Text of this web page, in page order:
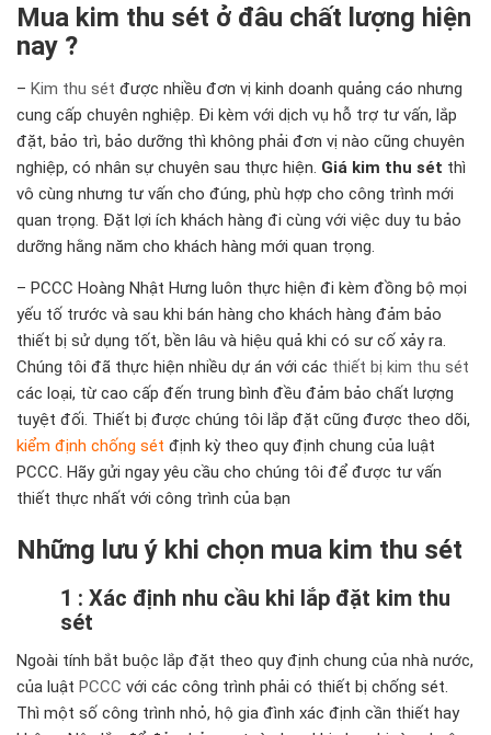
Mua kim thu sét ở đâu chất lượng hiện
nay ?
– Kim thu sét được nhiều đơn vị kinh doanh quảng cáo nhưng
cung cấp chuyên nghiệp. Đi kèm với dịch vụ hỗ trợ tư vấn, lắp
đặt, bảo trì, bảo dưỡng thì không phải đơn vị nào cũng chuyên
nghiệp, có nhân sự chuyên sau thực hiện. Giá kim thu sét thì
vô cùng nhưng tư vấn cho đúng, phù hợp cho công trình mới
quan trọng. Đặt lợi ích khách hàng đi cùng với việc duy tu bảo
dưỡng hằng năm cho khách hàng mới quan trọng.
– PCCC Hoàng Nhật Hưng luôn thực hiện đi kèm đồng bộ mọi
yếu tố trước và sau khi bán hàng cho khách hàng đảm bảo
thiết bị sử dụng tốt, bền lâu và hiệu quả khi có sư cố xảy ra.
Chúng tôi đã thực hiện nhiều dự án với các thiết bị kim thu sét
các loại, từ cao cấp đến trung bình đều đảm bảo chất lượng
tuyệt đối. Thiết bị được chúng tôi lắp đặt cũng được theo dõi,
kiểm định chống sét định kỳ theo quy định chung của luật
PCCC. Hãy gửi ngay yêu cầu cho chúng tôi để được tư vấn
thiết thực nhất với công trình của bạn
Những lưu ý khi chọn mua kim thu sét
1 : Xác định nhu cầu khi lắp đặt kim thu
sét
Ngoài tính bắt buộc lắp đặt theo quy định chung của nhà nước,
của luật PCCC với các công trình phải có thiết bị chống sét.
Thì một số công trình nhỏ, hộ gia đình xác định cần thiết hay